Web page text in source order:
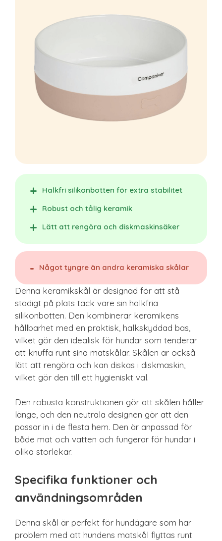
Halkfri silikonbotten för extra stabilitet
Robust och tålig keramik
Lätt att rengöra och diskmaskinsäker
Något tyngre än andra keramiska skålar
Denna keramikskål är designad för att stå
stadigt på plats tack vare sin halkfria
silikonbotten. Den kombinerar keramikens
hållbarhet med en praktisk, halkskyddad bas,
vilket gör den idealisk för hundar som tenderar
att knuffa runt sina matskålar. Skålen är också
lätt att rengöra och kan diskas i diskmaskin,
vilket gör den till ett hygieniskt val.
Den robusta konstruktionen gör att skålen håller
länge, och den neutrala designen gör att den
passar in i de flesta hem. Den är anpassad för
både mat och vatten och fungerar för hundar i
olika storlekar.
Specifika funktioner och
användningsområden
Denna skål är perfekt för hundägare som har
problem med att hundens matskål flyttas runt